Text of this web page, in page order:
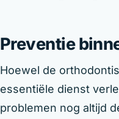
Preventie
Hoewel de
essentiële dienst
problemen nog altijd